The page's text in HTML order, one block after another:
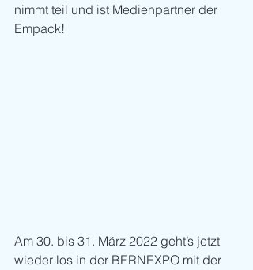
nimmt teil und ist Medienpartner der
Empack!
Am 30. bis 31. März 2022 geht’s jetzt
wieder los in der BERNEXPO mit der